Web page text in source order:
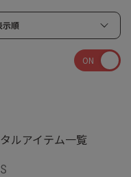
示順
ON
ルアイテム一覧